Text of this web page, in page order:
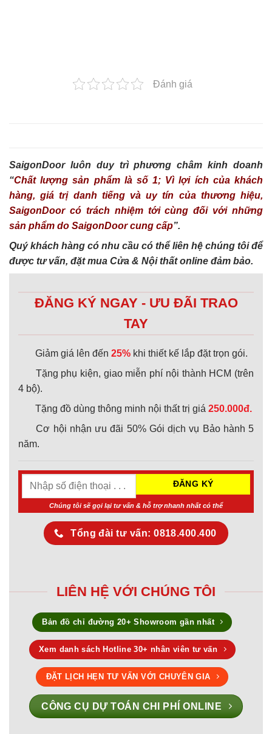
Đánh giá
SaigonDoor luôn duy trì phương châm kinh doanh
“Chất lượng sản phẩm là số 1; Vì lợi ích của khách
hàng, giá trị danh tiếng và uy tín của thương hiệu,
SaigonDoor có trách nhiệm tới cùng đối với những
sản phẩm do SaigonDoor cung cấp”.
Quý khách hàng có nhu cầu có thể liên hệ chúng tôi để
được tư vấn, đặt mua Cửa & Nội thất online đảm bảo.
ĐĂNG KÝ NGAY - ƯU ĐÃI TRAO
TAY
Giảm giá lên đến 25% khi thiết kế lắp đặt trọn gói.
Tặng phụ kiện, giao miễn phí nội thành HCM (trên
4 bộ).
Tặng đồ dùng thông minh nội thất trị giá 250.000đ.
Cơ hội nhận ưu đãi 50% Gói dịch vụ Bảo hành 5
năm.
Chúng tôi sẽ gọi lại tư vấn & hỗ trợ nhanh nhất có thể
Tổng đài tư vấn: 0818.400.400
LIÊN HỆ VỚI CHÚNG TÔI
Bản đồ chỉ đường 20+ Showroom gần nhất
Xem danh sách Hotline 30+ nhân viên tư vấn
ĐẶT LỊCH HẸN TƯ VẤN VỚI CHUYÊN GIA
CÔNG CỤ DỰ TOÁN CHI PHÍ ONLINE